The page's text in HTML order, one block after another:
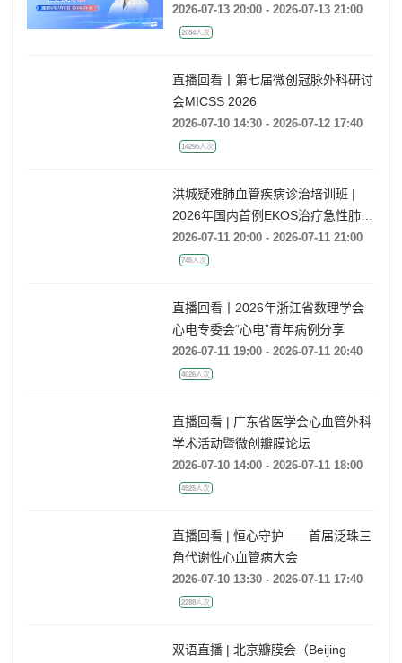
傻傻分不清
2026-07-13 20:00 - 2026-07-13 21:00
2084人次
直播回看丨第七届微创冠脉外科研讨
会MICSS 2026
2026-07-10 14:30 - 2026-07-12 17:40
14295人次
洪城疑难肺血管疾病诊治培训班 |
2026年国内首例EKOS治疗急性肺栓
塞经验分享
2026-07-11 20:00 - 2026-07-11 21:00
745人次
直播回看丨2026年浙江省数理学会
心电专委会“心电”青年病例分享
2026-07-11 19:00 - 2026-07-11 20:40
4026人次
直播回看 | 广东省医学会心血管外科
学术活动暨微创瓣膜论坛
2026-07-10 14:00 - 2026-07-11 18:00
4525人次
直播回看 | 恒心守护——首届泛珠三
角代谢性心血管病大会
2026-07-10 13:30 - 2026-07-11 17:40
2288人次
双语直播 | 北京瓣膜会（Beijing